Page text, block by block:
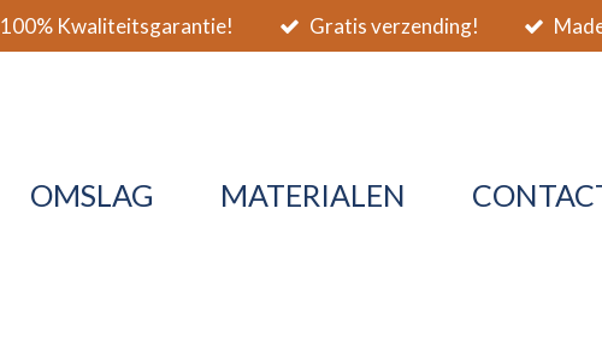
100% Kwaliteitsgarantie! Gratis verzending!
OMSLAG MATERIALEN